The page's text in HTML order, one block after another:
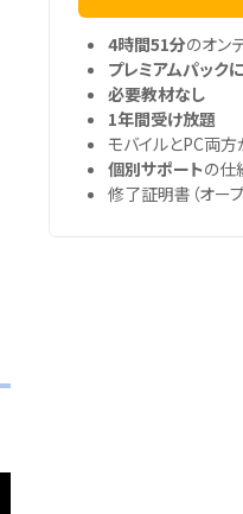
4時間51分のオン
プレミアムパック
必要教材なし
1年間受け放題
モバイルとPC両
個別サポートの仕
修了証明書（オー